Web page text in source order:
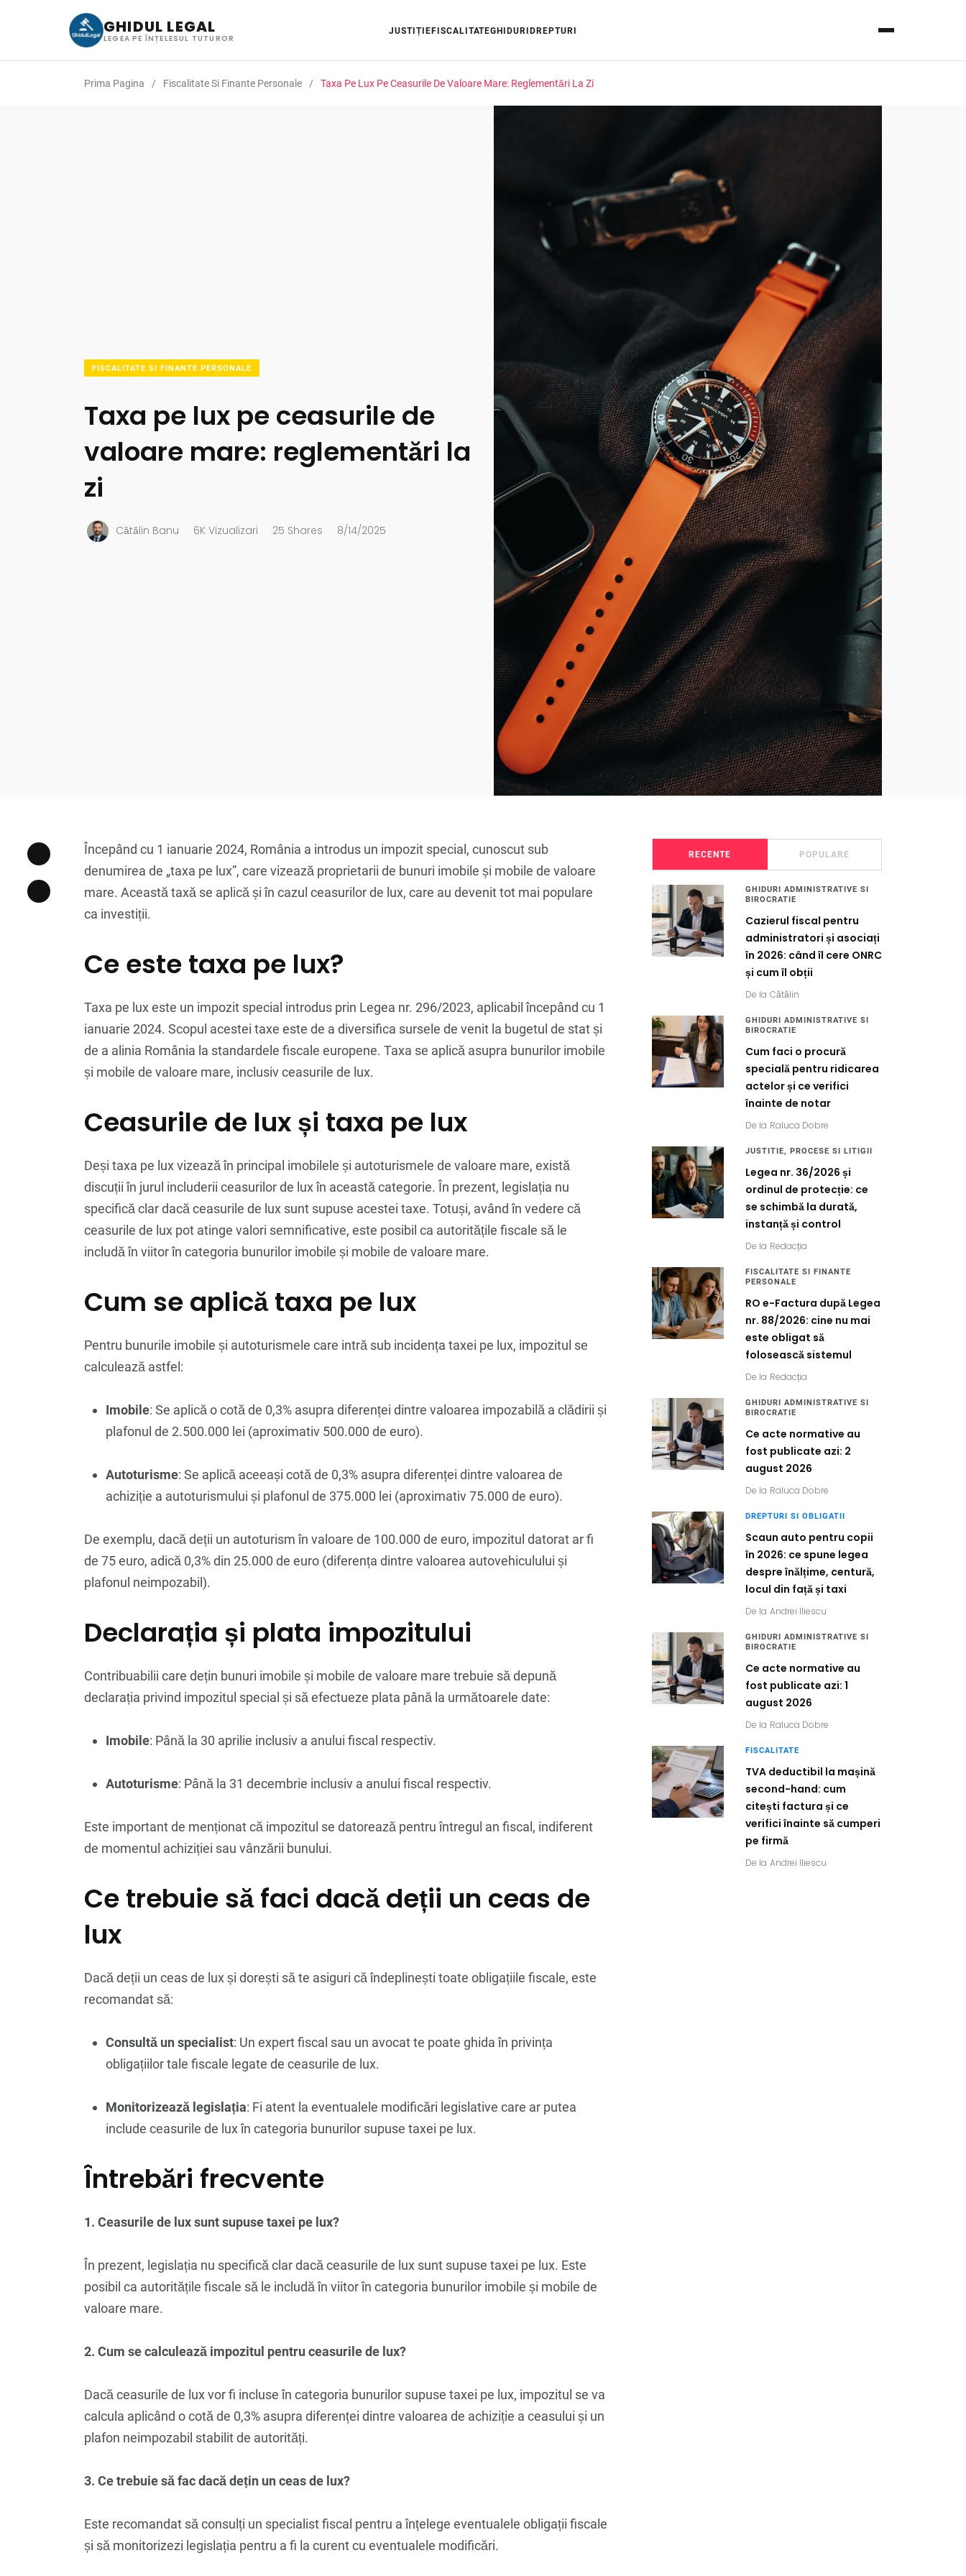
GHIDUL LEGAL
LEGEA PE ÎNȚELESUL TUTUROR
JUSTIȚIE FISCALITATEGHIDURI DREPTURI
Prima Pagina Fiscalitate Si Finante Personale Taxa Pe Lux Pe Ceasurile De Valoare Mare: Reglementări La Zi
FISCALITATE SI FINANTE PERSONALE
Taxa pe lux pe ceasurile de
valoare mare: reglementări la
zi
Cătălin Banu 6K Vizualizari 25 Shares 8/14/2025
Începând cu 1 ianuarie 2024, România a introdus un impozit special, cunoscut sub
denumirea de „taxa pe lux”, care vizează proprietarii de bunuri imobile și mobile de valoare
mare. Această taxă se aplică și în cazul ceasurilor de lux, care au devenit tot mai populare
ca investiții.
Ce este taxa pe lux?
Taxa pe lux este un impozit special introdus prin Legea nr. 296/2023, aplicabil începând cu 1
ianuarie 2024. Scopul acestei taxe este de a diversifica sursele de venit la bugetul de stat și
de a alinia România la standardele fiscale europene. Taxa se aplică asupra bunurilor imobile
și mobile de valoare mare, inclusiv ceasurile de lux.
Ceasurile de lux și taxa pe lux
Deși taxa pe lux vizează în principal imobilele și autoturismele de valoare mare, există
discuții în jurul includerii ceasurilor de lux în această categorie. În prezent, legislația nu
specifică clar dacă ceasurile de lux sunt supuse acestei taxe. Totuși, având în vedere că
ceasurile de lux pot atinge valori semnificative, este posibil ca autoritățile fiscale să le
includă în viitor în categoria bunurilor imobile și mobile de valoare mare.
Cum se aplică taxa pe lux
Pentru bunurile imobile și autoturismele care intră sub incidența taxei pe lux, impozitul se
calculează astfel:
Imobile: Se aplică o cotă de 0,3% asupra diferenței dintre valoarea impozabilă a clădirii și
plafonul de 2.500.000 lei (aproximativ 500.000 de euro).
Autoturisme: Se aplică aceeași cotă de 0,3% asupra diferenței dintre valoarea de
achiziție a autoturismului și plafonul de 375.000 lei (aproximativ 75.000 de euro).
De exemplu, dacă deții un autoturism în valoare de 100.000 de euro, impozitul datorat ar fi
de 75 euro, adică 0,3% din 25.000 de euro (diferența dintre valoarea autovehiculului și
plafonul neimpozabil).
Declarația și plata impozitului
Contribuabilii care dețin bunuri imobile și mobile de valoare mare trebuie să depună
declarația privind impozitul special și să efectueze plata până la următoarele date:
Imobile: Până la 30 aprilie inclusiv a anului fiscal respectiv.
Autoturisme: Până la 31 decembrie inclusiv a anului fiscal respectiv.
Este important de menționat că impozitul se datorează pentru întregul an fiscal, indiferent
de momentul achiziției sau vânzării bunului.
Ce trebuie să faci dacă deții un ceas de
lux
Dacă deții un ceas de lux și dorești să te asiguri că îndeplinești toate obligațiile fiscale, este
recomandat să:
Consultă un specialist: Un expert fiscal sau un avocat te poate ghida în privința
obligațiilor tale fiscale legate de ceasurile de lux.
Monitorizează legislația: Fi atent la eventualele modificări legislative care ar putea
include ceasurile de lux în categoria bunurilor supuse taxei pe lux.
Întrebări frecvente
1. Ceasurile de lux sunt supuse taxei pe lux?
În prezent, legislația nu specifică clar dacă ceasurile de lux sunt supuse taxei pe lux. Este
posibil ca autoritățile fiscale să le includă în viitor în categoria bunurilor imobile și mobile de
valoare mare.
2. Cum se calculează impozitul pentru ceasurile de lux?
Dacă ceasurile de lux vor fi incluse în categoria bunurilor supuse taxei pe lux, impozitul se va
calcula aplicând o cotă de 0,3% asupra diferenței dintre valoarea de achiziție a ceasului și un
plafon neimpozabil stabilit de autorități.
3. Ce trebuie să fac dacă dețin un ceas de lux?
Este recomandat să consulți un specialist fiscal pentru a înțelege eventualele obligații fiscale
și să monitorizezi legislația pentru a fi la curent cu eventualele modificări.
RECENTE POPULARE
GHIDURI ADMINISTRATIVE SI
BIROCRATIE
Cazierul fiscal pentru
administratori și asociați
în 2026: când îl cere ONRC
și cum îl obții
De la Cătălin
GHIDURI ADMINISTRATIVE SI
BIROCRATIE
Cum faci o procură
specială pentru ridicarea
actelor și ce verifici
înainte de notar
De la Raluca Dobre
JUSTITIE, PROCESE SI LITIGII
Legea nr. 36/2026 și
ordinul de protecție: ce
se schimbă la durată,
instanță și control
De la Redacția
FISCALITATE SI FINANTE
PERSONALE
RO e-Factura după Legea
nr. 88/2026: cine nu mai
este obligat să
folosească sistemul
De la Redacția
GHIDURI ADMINISTRATIVE SI
BIROCRATIE
Ce acte normative au
fost publicate azi: 2
august 2026
De la Raluca Dobre
DREPTURI SI OBLIGATII
Scaun auto pentru copii
în 2026: ce spune legea
despre înălțime, centură,
locul din față și taxi
De la Andrei Iliescu
GHIDURI ADMINISTRATIVE SI
BIROCRATIE
Ce acte normative au
fost publicate azi: 1
august 2026
De la Raluca Dobre
FISCALITATE
TVA deductibil la mașină
second-hand: cum
citești factura și ce
verifici înainte să cumperi
pe firmă
De la Andrei Iliescu